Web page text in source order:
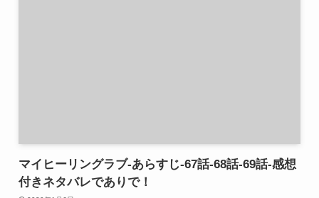
マイヒーリングラブ-あらすじ-67話-68話-69話-感想
付きネタバレでありで！